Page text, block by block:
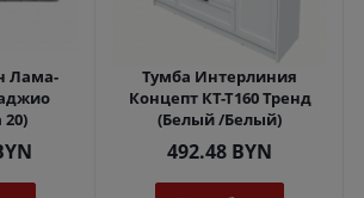
Лама-
Тумба Интерлиния
Концепт КТ-Т160 Тренд
(Белый /Белый)
492.48 BYN